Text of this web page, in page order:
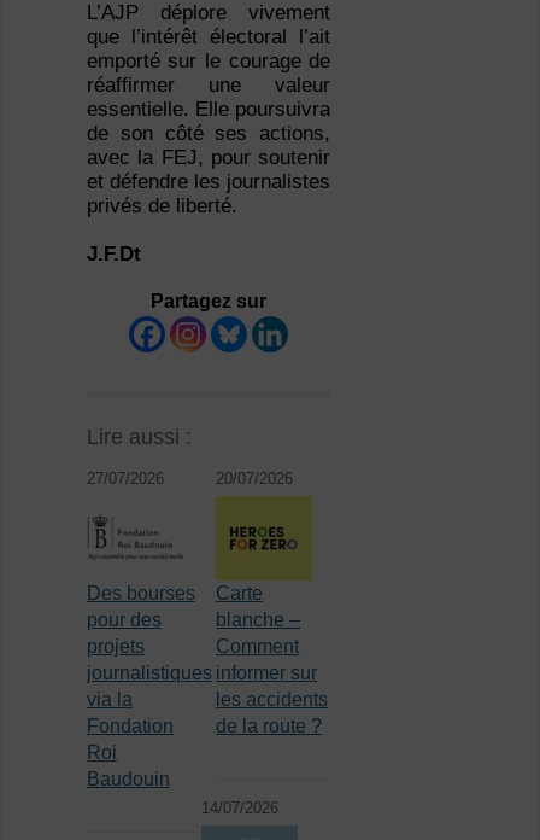
L’AJP déplore vivement
que l’intérêt électoral l’ait
emporté sur le courage de
réaffirmer une valeur
essentielle. Elle poursuivra
de son côté ses actions,
avec la FEJ, pour soutenir
et défendre les journalistes
privés de liberté.
J.F.Dt
Partagez sur
Lire aussi :
27/07/2026
Des bourses
pour des
projets
journalistiques
via la
Fondation
Roi
Baudouin
20/07/2026
Carte
blanche –
Comment
informer sur
les accidents
de la route ?
14/07/2026